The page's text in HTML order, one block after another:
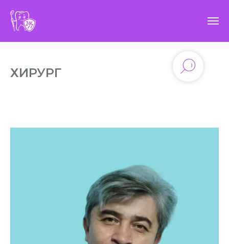
ХИРУРГ